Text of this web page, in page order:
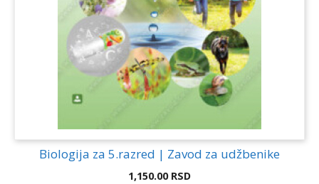
Biologija za 5.razred | Zavod za udžbenike
1,150.00 RSD